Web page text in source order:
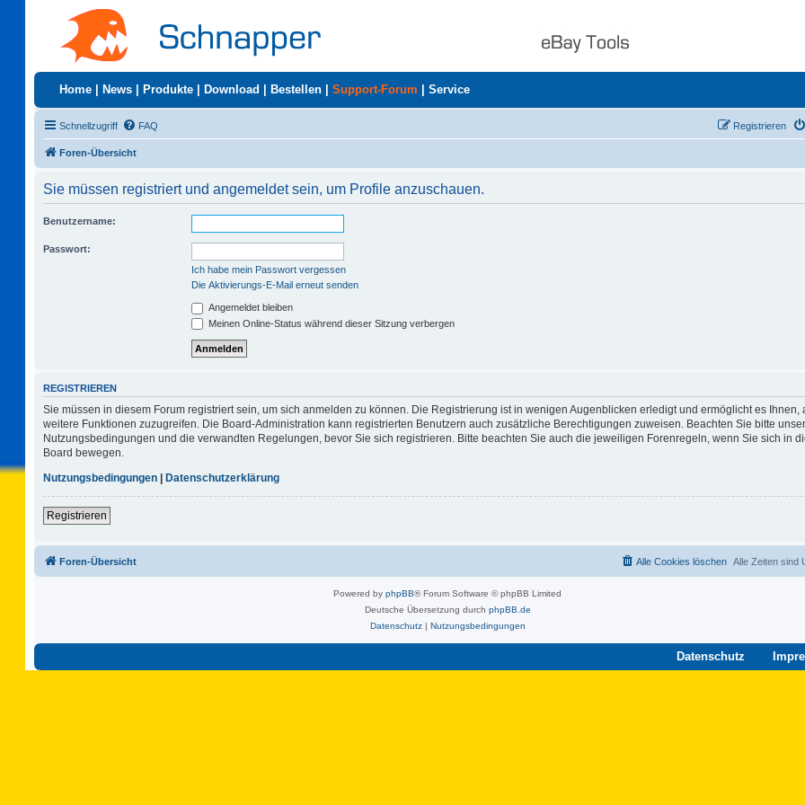
Home News Produkte Download Bestellen Support-Forum Service
Schnellzugriff FAQ Registrieren
Foren-Übersicht
Sie müssen registriert und angemeldet sein, um Profile anzuschauen.
Benutzername:
Passwort:
Ich habe mein Passwort vergessen
Die Aktivierungs-E-Mail erneut senden
Angemeldet bleiben
Meinen Online-Status während dieser Sitzung verbergen
REGISTRIEREN
Sie müssen in diesem Forum registriert sein, um sich anmelden zu können. Die Registrierung ist in wenigen Augenblicken erledigt und ermöglicht es Ihnen,
weitere Funktionen zuzugreifen. Die Board-Administration kann registrierten Benutzern auch zusätzliche Berechtigungen zuweisen. Beachten Sie bitte
Nutzungsbedingungen und die verwandten Regelungen, bevor Sie sich registrieren. Bitte beachten Sie auch die jeweiligen Forenregeln, wenn Sie sich in
Board bewegen.
Nutzungsbedingungen | Datenschutzerklärung
Registrieren
Foren-Übersicht Alle Zeiten sind
Alle Cookies löschen
Powered by phpBB® Forum Software © phpBB Limited
Deutsche Übersetzung durch phpBB.de
Datenschutz| Nutzungsbedingungen
Datenschutz